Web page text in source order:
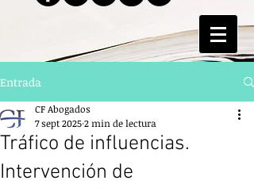
Entrada
Tráfico de influencias.
Intervención de
CF Abogados
7 sept 20252 min de lectura